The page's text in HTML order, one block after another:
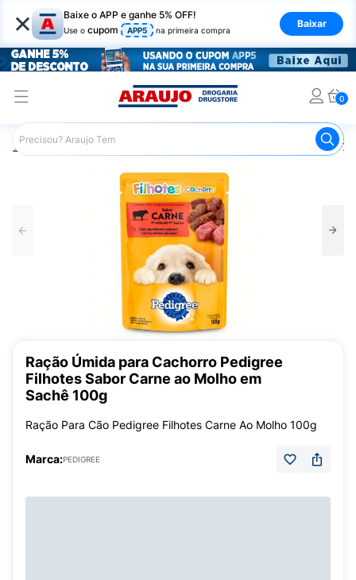
× Baixe o APP e ganhe 5% OFF!
Use o cupom APP5 na primeira compra
Baixar
0
Araujo Pet Shop Ração para Cachorro
Ração Úmida para Cachorro Pedigree
Filhotes Sabor Carne ao Molho em
Sachê 100g
Ração Para Cão Pedigree Filhotes Carne Ao Molho 100g
Marca:PEDIGREE